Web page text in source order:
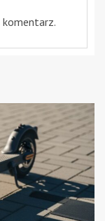
komentarz.